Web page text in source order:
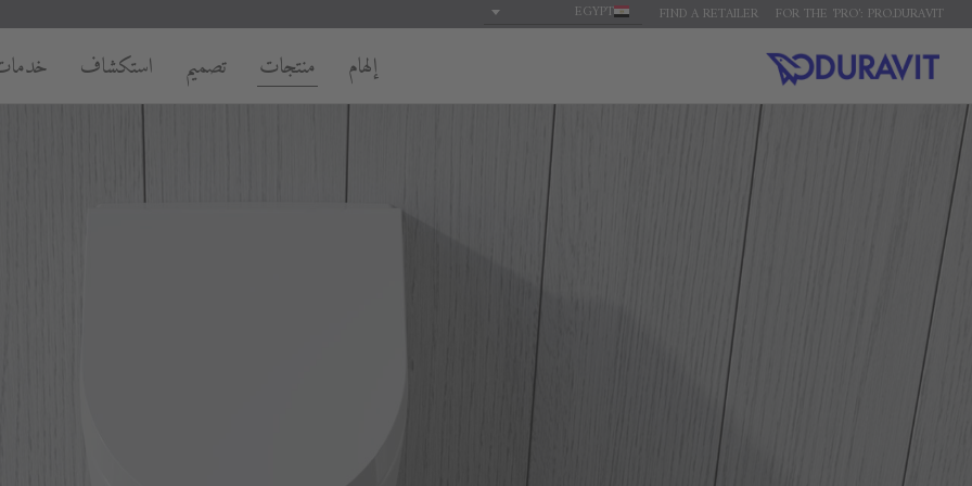
FOR THE 'PRO': PRO.DURAVIT
FIND A RETAILER
EGYPT
إلهام منتجات تصميم استكشاف